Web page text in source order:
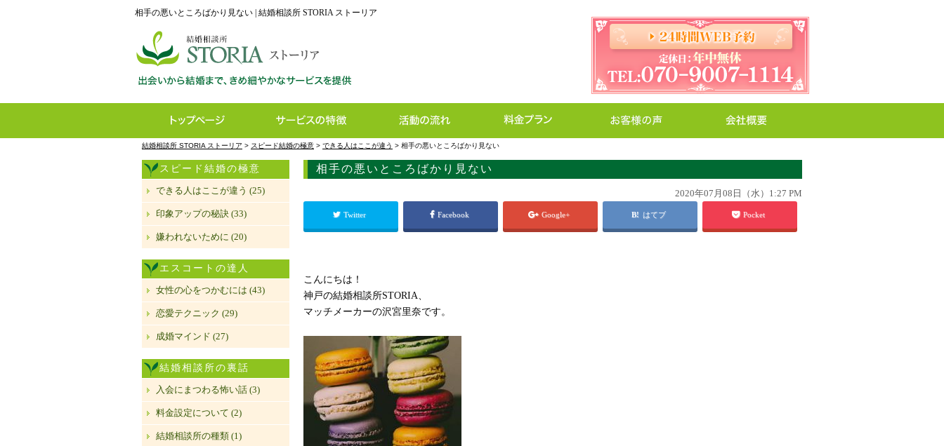
相手の悪いところばかり見ない | 結婚相談所 STORIA ストーリア
結婚相談所 STORIA ストーリア > スピード結婚の極意 > できる人はここが違う > 相手の悪いところばかり見ない
相手の悪いところばかり見ない
2020年07月08日（水）1:27 PM
Twitter Facebook Google+ はてブ Pocket
こんにちは！
神戸の結婚相談所STORIA、
マッチメーカーの沢宮里奈です。
スピード結婚の極意
できる人はここが違う (25)
印象アップの秘訣 (33)
嫌われないために (20)
エスコートの達人
女性の心をつかむには (43)
恋愛テクニック (29)
成婚マインド (27)
結婚相談所の裏話
入会にまつわる怖い話 (3)
料金設定について (2)
結婚相談所の種類 (1)